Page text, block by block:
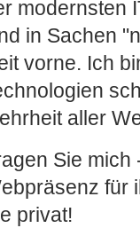
modernsten
in Sachen
vorne. Ich
aller
Sie mich
für
privat!